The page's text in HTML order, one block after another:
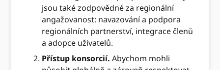
jsou také zodpovědné za regionální
angažovanost: navazování a podpora
regionálních partnerství, integrace členů
a adopce uživatelů.
Přístup konsorcií. Abychom mohli